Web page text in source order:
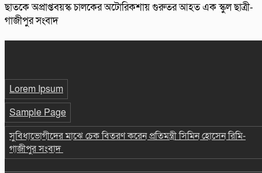
ছাতকে অপ্রাপ্তবয়স্ক চালকের অটোরিকশায় গুরুতর আহত এক স্কুল ছাত্রী-
গাজীপুর সংবাদ
Lorem Ipsum
Sample Page
সুবিধাভোগীদের মাঝে চেক বিতরণ করেন প্রতিমন্ত্রী সিমিন হোসেন রিমি-
গাজীপুর সংবাদ